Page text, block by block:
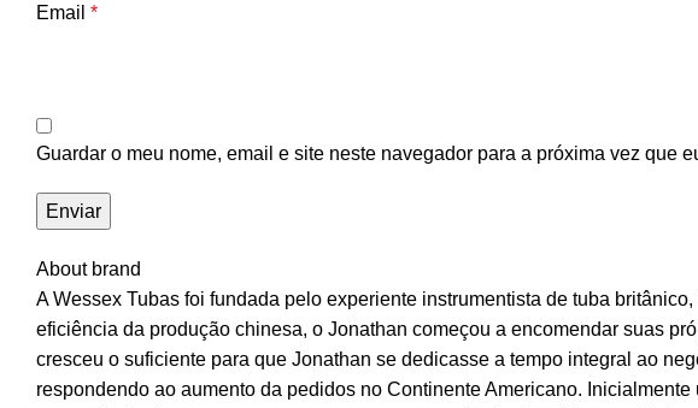
Email *
Guardar o meu nome, email e site neste navegador para a próxima vez que
About brand
A Wessex Tubas foi fundada pelo experiente instrumentista de tuba
eficiência da produção chinesa, o Jonathan começou a encomendar suas
cresceu o suficiente para que Jonathan se dedicasse a tempo integral ao
respondendo ao aumento da pedidos no Continente Americano.